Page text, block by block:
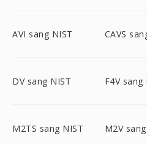
AVI sang NIST CAVS
DV sang NIST F4V sang
M2TS sang NIST M2V